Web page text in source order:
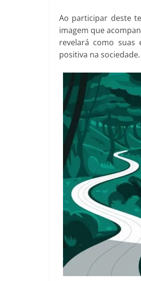
Ao participar deste
imagem que
revelará como
positiva na sociedade.